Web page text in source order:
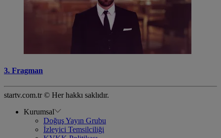
3. Fragman
startv.com.tr © Her hakkı saklıdır.
Kurumsal
Doğuş Yayın Grubu
İzleyici Temsilciliği